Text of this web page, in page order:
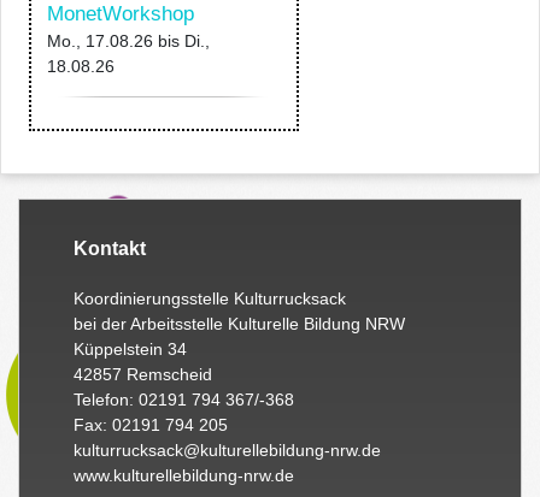
MonetWorkshop
Mo., 17.08.26 bis Di.,
18.08.26
Kontakt
Koordinierungsstelle Kulturrucksack
bei der Arbeitsstelle Kulturelle Bildung NRW
Küppelstein 34
42857 Remscheid
Telefon: 02191 794 367/-368
Fax: 02191 794 205
kulturrucksack@kulturellebildung-nrw.de
www.kulturellebildung-nrw.de